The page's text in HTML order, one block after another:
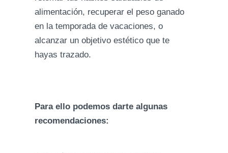
alimentación, recuperar el peso ganado
en la temporada de vacaciones, o
alcanzar un objetivo estético que te
hayas trazado.
Para ello podemos darte algunas
recomendaciones: